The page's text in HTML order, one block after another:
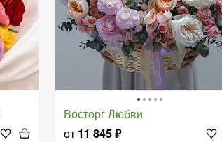
Восторг Любви
от 11 845₽